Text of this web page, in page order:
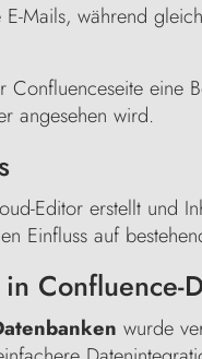
Mails, während
Confluenceseite eine
angesehen wird.
Editor erstellt und
Einfluss auf
Confluence-
wurde